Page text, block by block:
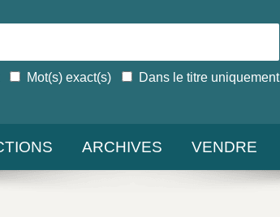
Mot(s) exact(s) Dans le titre uniquement
ARCHIVES VENDRE